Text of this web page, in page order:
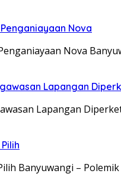
Nova
Nova
Lapangan
Lapangan
Banyuwangi –